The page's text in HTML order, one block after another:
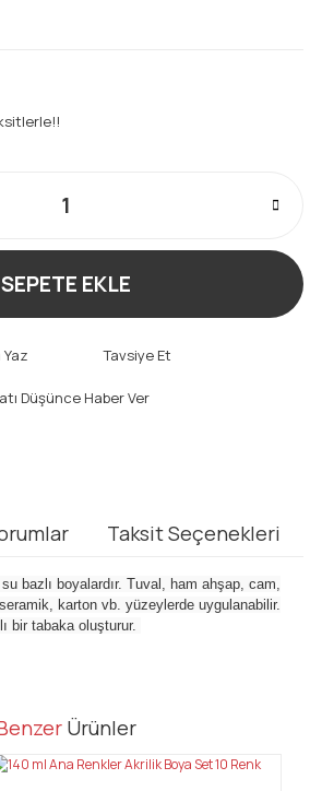
SEPETE EKLE
Yaz Tavsiye Et
Düşünce Haber Ver
Taksit Seçenekleri
bazlı boyalardır. Tuval, ham ahşap, cam,
karton vb. yüzeylerde uygulanabilir.
bir tabaka oluşturur.
ilk yorumu siz yapın!
ürün açıklamalarında ve diğer
Ürünler